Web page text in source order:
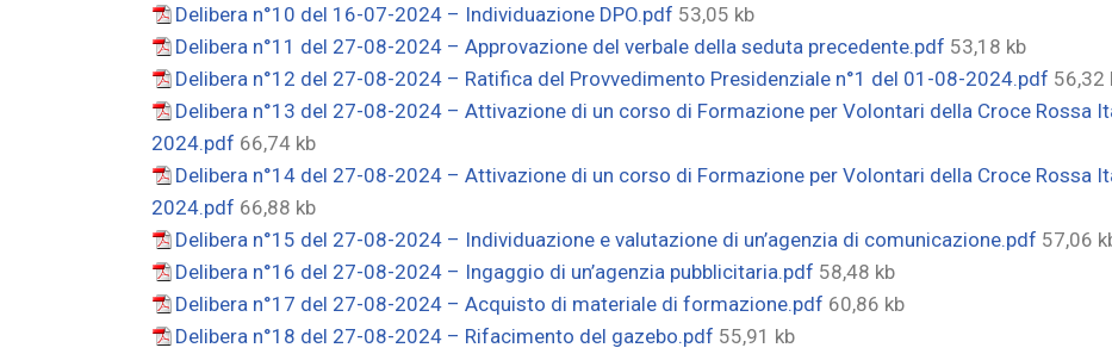
Delibera n°10 del 16-07-2024 – Individuazione DPO.pdf 53,05 kb
Delibera n°11 del 27-08-2024 – Approvazione del verbale della seduta precedente.pdf 53,18 kb
Delibera n°12 del 27-08-2024 – Ratifica del Provvedimento Presidenziale n°1 del 01-08-2024.pdf 56,32
Delibera n°13 del 27-08-2024 – Attivazione di un corso di Formazione per Volontari della Croce Rossa
2024.pdf 66,74 kb
Delibera n°14 del 27-08-2024 – Attivazione di un corso di Formazione per Volontari della Croce Rossa
2024.pdf 66,88 kb
Delibera n°15 del 27-08-2024 – Individuazione e valutazione di un’agenzia di comunicazione.pdf 57,06
Delibera n°16 del 27-08-2024 – Ingaggio di un’agenzia pubblicitaria.pdf 58,48 kb
Delibera n°17 del 27-08-2024 – Acquisto di materiale di formazione.pdf 60,86 kb
Delibera n°18 del 27-08-2024 – Rifacimento del gazebo.pdf 55,91 kb